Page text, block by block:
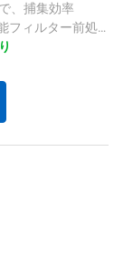
、捕集効率
フィルター前処